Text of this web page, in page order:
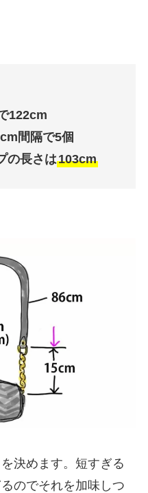
122cm
間隔で5個
の長さは103cm
決めます。短すぎる
のでそれを加味しつ